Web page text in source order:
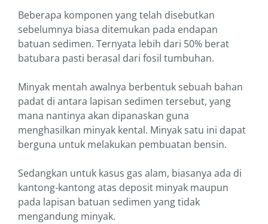
Beberapa komponen yang telah disebutkan
sebelumnya biasa ditemukan pada endapan
batuan sedimen. Ternyata lebih dari 50% berat
batubara pasti berasal dari fosil tumbuhan.
Minyak mentah awalnya berbentuk sebuah bahan
padat di antara lapisan sedimen tersebut, yang
mana nantinya akan dipanaskan guna
menghasilkan minyak kental. Minyak satu ini dapat
berguna untuk melakukan pembuatan bensin.
Sedangkan untuk kasus gas alam, biasanya ada di
kantong-kantong atas deposit minyak maupun
pada lapisan batuan sedimen yang tidak
mengandung minyak.